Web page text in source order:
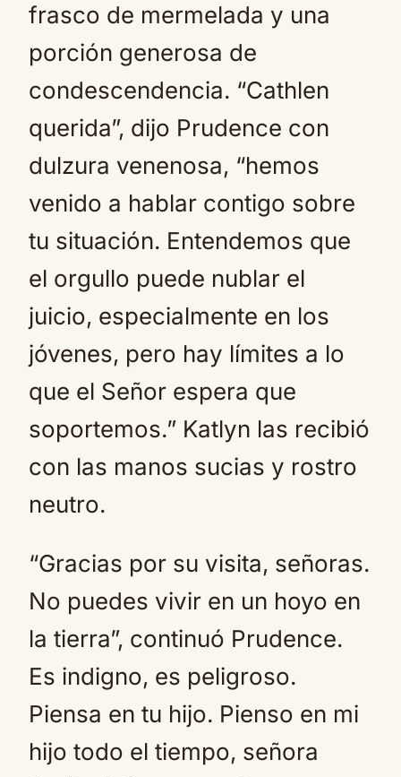
frasco de mermelada y una
porción generosa de
condescendencia. “Cathlen
querida”, dijo Prudence con
dulzura venenosa, “hemos
venido a hablar contigo sobre
tu situación. Entendemos que
el orgullo puede nublar el
juicio, especialmente en los
jóvenes, pero hay límites a lo
que el Señor espera que
soportemos.” Katlyn las recibió
con las manos sucias y rostro
neutro.
“Gracias por su visita, señoras.
No puedes vivir en un hoyo en
la tierra”, continuó Prudence.
Es indigno, es peligroso.
Piensa en tu hijo. Pienso en mi
hijo todo el tiempo, señora